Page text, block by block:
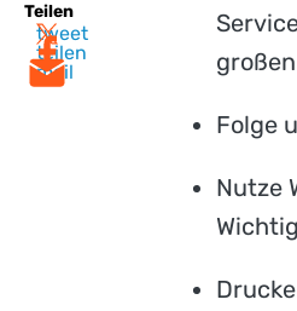
Teilen
tweet
teilen
mail
Folge
Nutze